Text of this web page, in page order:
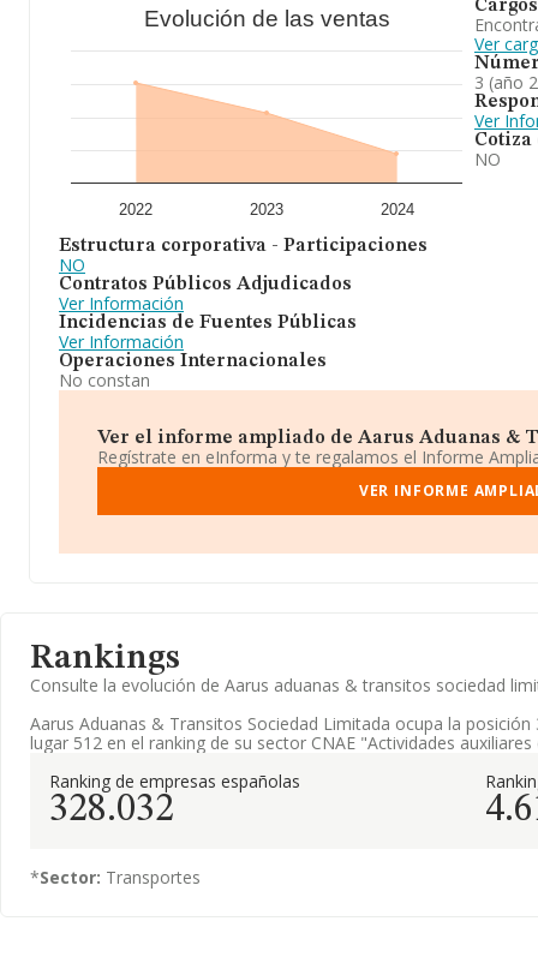
Evolución de las ventas
2022 2023 2024
Estructura corporativa - Participaciones
NO
Contratos Públicos Adjudicados
Ver Información
Incidencias de Fuentes Públicas
Ver Información
Operaciones Internacionales
No constan
Cargos
Ver
3 (año
Ver
Cotiza
NO
Ver el informe ampliado de Aarus Aduanas &
Regístrate en eInforma y te regalamos el Informe
VER INFORME
Rankings
Consulte la evolución de Aarus aduanas & transitos sociedad
Aarus Aduanas & Transitos Sociedad Limitada ocupa la posición
lugar 512 en el ranking de su sector CNAE "Actividades
Ranking de empresas españolas
328.032
*Sector: Transportes